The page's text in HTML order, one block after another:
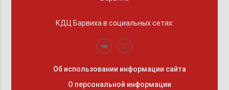
КДЦ Барвиха в социальных сетях:
Об использовании информации сайта
О персональной информации